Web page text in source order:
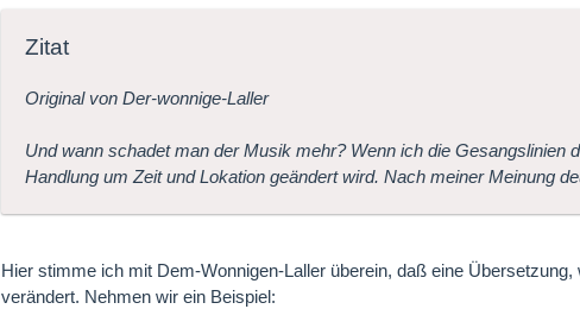
Zitat
Original von Der-wonnige-Laller
Und wann schadet man der Musik mehr? Wenn ich die Gesangslinien
Handlung um Zeit und Lokation geändert wird. Nach meiner Meinung
Hier stimme ich mit Dem-Wonnigen-Laller überein, daß eine
verändert. Nehmen wir ein Beispiel: